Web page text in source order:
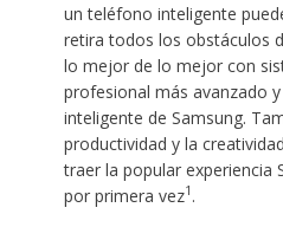
un teléfono inteligente
retira todos los obstáculos
lo mejor de lo mejor con
profesional más avanzado
inteligente de Samsung.
productividad y la
traer la popular experiencia
por primera vez1 .